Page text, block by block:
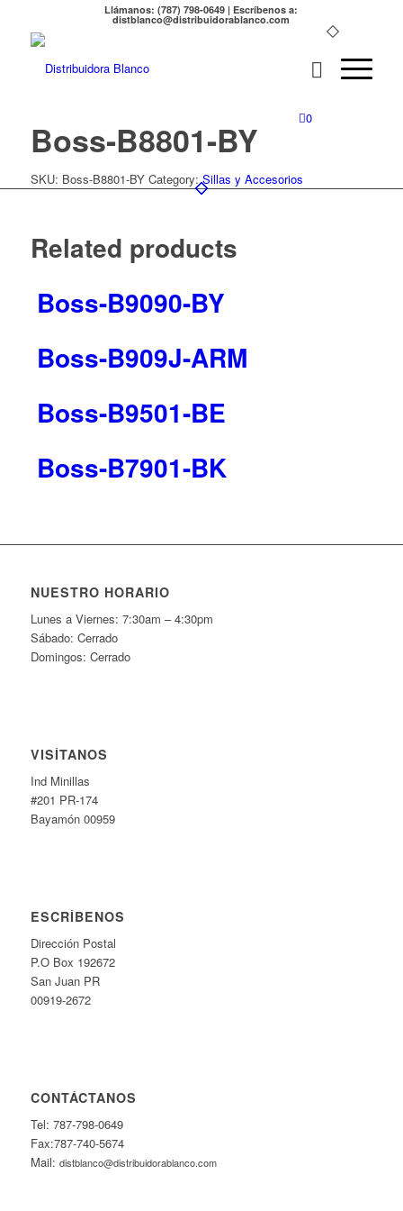
Llámanos: (787) 798-0649 | Escríbenos a:
distblanco@distribuidorablanco.com
0
Boss-B8801-BY
SKU: Boss-B8801-BY Category:Sillas y Accesorios
Related products
Boss-B9090-BY
Boss-B909J-ARM
Boss-B9501-BE
Boss-B7901-BK
NUESTRO HORARIO
Lunes a Viernes: 7:30am – 4:30pm
Sábado: Cerrado
Domingos: Cerrado
VISÍTANOS
Ind Minillas
#201 PR-174
Bayamón 00959
ESCRÍBENOS
Dirección Postal
P.O Box 192672
San Juan PR
00919-2672
CONTÁCTANOS
Tel: 787-798-0649
Fax:787-740-5674
Mail: distblanco@distribuidorablanco.com